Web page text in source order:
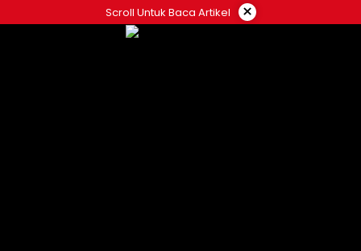
to
Scroll Untuk Baca Artikel ×